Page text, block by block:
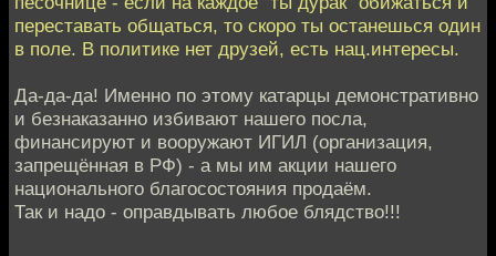
переставать общаться, то скоро ты останешься один
в поле. В политике нет друзей, есть нац.интересы.
Да-да-да! Именно по этому катарцы демонстративно
и безнаказанно избивают нашего посла,
финансируют и вооружают ИГИЛ (организация,
запрещённая в РФ) - а мы им акции нашего
национального благосостояния продаём.
Так и надо - оправдывать любое блядство!!!